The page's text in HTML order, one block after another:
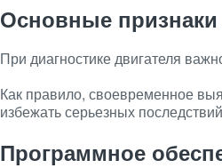
Основные признаки
При диагностике двигателя
Как правило, своевременное
избежать серьезных
Программное